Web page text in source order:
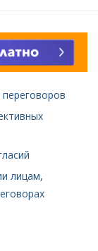
лицам,